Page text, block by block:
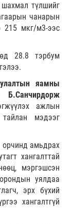
түлшийг
чанарын
215 мкг/м3-ээс
28.8 тэрбум
яамны
ажлын
мэдээг
орчинд амьдрах
хангалттай
мэргэшсэн
уялдаа
эрх бүхий
хангалтгүй